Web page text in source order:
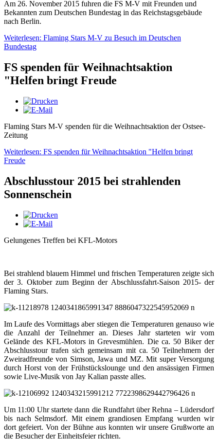
Am 26. November 2015 fuhren die FS M-V mit Freunden und
Bekannten zum Deutschen Bundestag in das Reichstagsgebäude
nach Berlin.
Weiterlesen: Flaming Stars M-V zu Besuch im Deutschen
Bundestag
FS spenden für Weihnachtsaktion
"Helfen bringt Freude
Flaming Stars M-V spenden für die Weihnachtsaktion der Ostsee-
Zeitung
Weiterlesen: FS spenden für Weihnachtsaktion "Helfen bringt
Freude
Abschlusstour 2015 bei strahlenden
Sonnenschein
Gelungenes Treffen bei KFL-Motors
Bei strahlend blauem Himmel und frischen Temperaturen zeigte sich
der 3. Oktober zum Beginn der Abschlussfahrt-Saison 2015- der
Flaming Stars.
Im Laufe des Vormittags aber stiegen die Temperaturen genauso wie
die Anzahl der Teilnehmer an. Dieses Jahr starteten wir vom
Gelände des KFL-Motors in Grevesmühlen. Die ca. 50 Biker der
Abschlusstour trafen sich gemeinsam mit ca. 50 Teilnehmern der
Zweiradfreunde von Simson, Jawa und MZ. Mit super Versorgung
durch Horst von der Frühstückslounge und den ansässigen Firmen
sowie Live-Musik von Jay Kalian passte alles.
Um 11:00 Uhr startete dann die Rundfahrt über Rehna – Lüdersdorf
bis nach Selmsdorf. Mit einem grandiosen Empfang wurden wir
dort gefeiert. Von der Bühne aus konnten wir unsere Grußworte an
die Besucher der Einheitsfeier richten.